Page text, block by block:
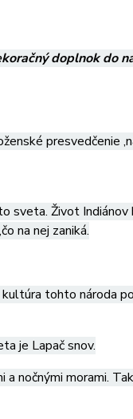
doplnok do
presvedčenie
sveta. Život
na nej zaniká.
tohto národa
je Lapač snov.
a nočnými morami.